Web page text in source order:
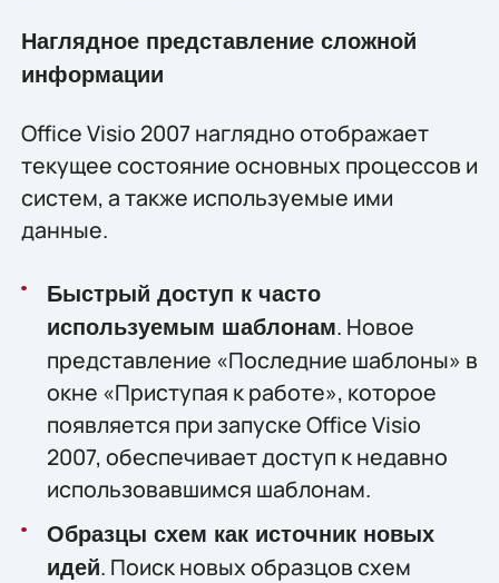
Наглядное представление сложной
информации
Office Visio 2007 наглядно отображает
текущее состояние основных процессов и
систем, а также используемые ими
данные.
Быстрый доступ к часто
используемым шаблонам. Новое
представление «Последние шаблоны» в
окне «Приступая к работе», которое
появляется при запуске Office Visio
2007, обеспечивает доступ к недавно
использовавшимся шаблонам.
Образцы схем как источник новых
идей. Поиск новых образцов схем